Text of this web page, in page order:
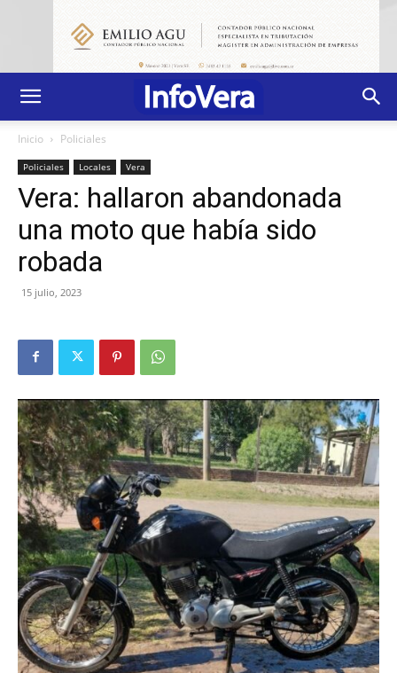
Inicio Policiales
Policiales Locales Vera
Vera: hallaron abandonada
una moto que había sido
robada
15 julio, 2023